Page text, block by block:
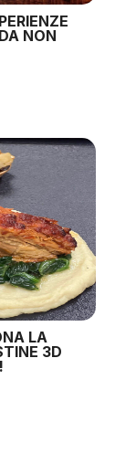
NON
LA
3D